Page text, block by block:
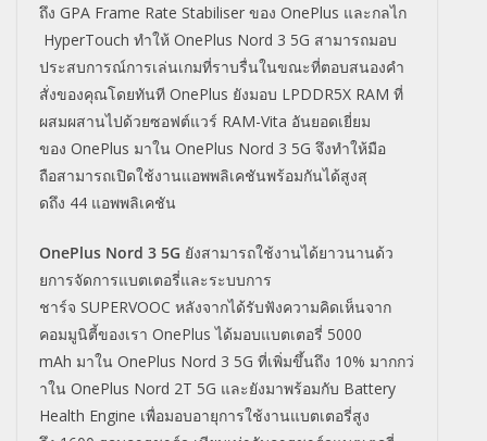
ถึง GPA Frame Rate Stabiliser ของ OnePlus และกลไก
HyperTouch ทำให้ OnePlus Nord 3 5G สามารถมอบ
ประสบการณ์การเล่นเกมที่ราบรื่นในขณะที่ตอบสนองคำ
สั่งของคุณโดยทันที OnePlus ยังมอบ LPDDR5X RAM ที่
ผสมผสานไปด้วยซอฟต์แวร์ RAM-Vita อันยอดเยี่ยม
ของ OnePlus มาใน OnePlus Nord 3 5G จึงทำให้มือ
ถือสามารถเปิดใช้งานแอพพลิเคชันพร้อมกันได้สูงสุ
ดถึง 44 แอพพลิเคชัน
OnePlus Nord 3 5G ยังสามารถใช้งานได้ยาวนานด้ว
ยการจัดการแบตเตอรี่และระบบการ
ชาร์จ SUPERVOOC หลังจากได้รับฟังความคิดเห็นจาก
คอมมูนิตี้ของเรา OnePlusได้มอบแบตเตอรี่ 5000
mAh มาใน OnePlus Nord 3 5G ที่เพิ่มขึ้นถึง 10% มากกว่
าใน OnePlus Nord 2T 5G และยังมาพร้อมกับ Battery
Health Engine เพื่อมอบอายุการใช้งานแบตเตอรี่สูง